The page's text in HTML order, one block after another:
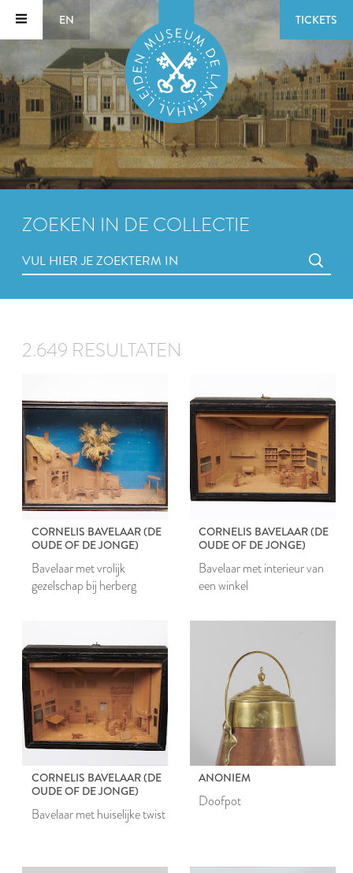
EN TICKETS
ZOEKEN IN DE COLLECTIE
2.649 RESULTATEN
CORNELIS BAVELAAR (DE
OUDE OF DE JONGE)
Bavelaar met vrolijk
gezelschap bij herberg
CORNELIS BAVELAAR (DE
OUDE OF DE JONGE)
Bavelaar met interieur van
een winkel
CORNELIS BAVELAAR (DE
OUDE OF DE JONGE)
Bavelaar met huiselijke twist
ANONIEM
Doofpot